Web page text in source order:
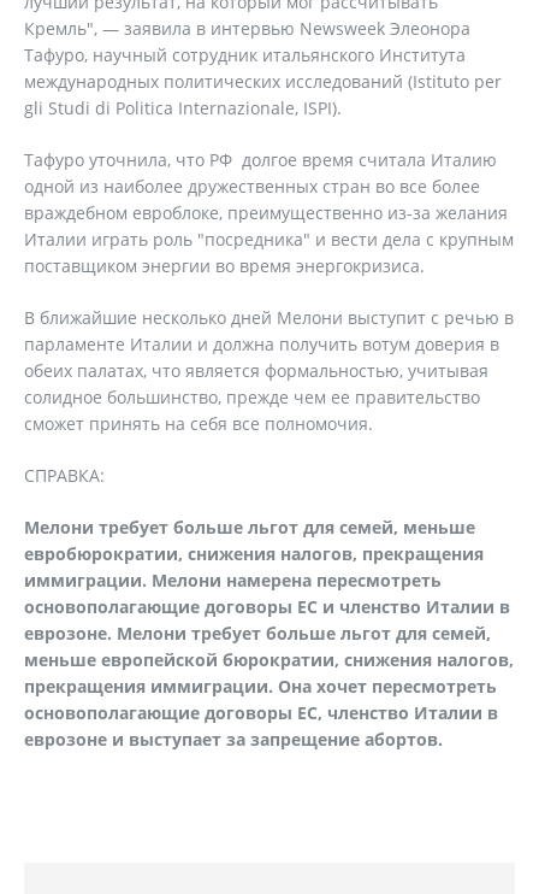
Кремль", — заявила в интервью Newsweek Элеонора
Тафуро, научный сотрудник итальянского Института
международных политических исследований (Istituto per
gli Studi di Politica Internazionale, ISPI).
Тафуро уточнила, что РФ долгое время считала Италию
одной из наиболее дружественных стран во все более
враждебном евроблоке, преимущественно из-за желания
Италии играть роль "посредника" и вести дела с крупным
поставщиком энергии во время энергокризиса.
В ближайшие несколько дней Мелони выступит с речью в
парламенте Италии и должна получить вотум доверия в
обеих палатах, что является формальностью, учитывая
солидное большинство, прежде чем ее правительство
сможет принять на себя все полномочия.
СПРАВКА:
Мелони требует больше льгот для семей, меньше
евробюрократии, снижения налогов, прекращения
иммиграции. Мелони намерена пересмотреть
основополагающие договоры ЕС и членство Италии в
еврозоне. Мелони требует больше льгот для семей,
меньше европейской бюрократии, снижения налогов,
прекращения иммиграции. Она хочет пересмотреть
основополагающие договоры ЕС, членство Италии в
еврозоне и выступает за запрещение абортов.